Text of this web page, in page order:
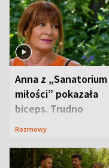
Anna z „Sanatorium
miłości” pokazała
biceps. Trudno
uwierzyć, co przeszła
Rozmowy